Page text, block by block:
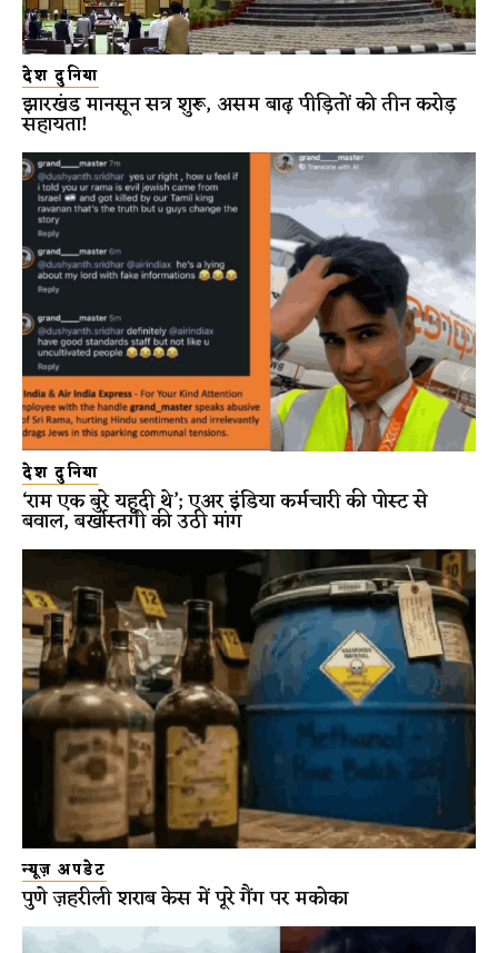
देश दुनिया
झारखंड मानसून सत्र शुरू, असम बाढ़ पीड़ितों को तीन करोड़
सहायता!
देश दुनिया
‘राम एक बुरे यहूदी थे’; एअर इंडिया कर्मचारी की पोस्ट से
बवाल, बर्खास्तगी की उठी मांग
न्यूज़ अपडेट
पुणे ज़हरीली शराब केस में पूरे गैंग पर मकोका